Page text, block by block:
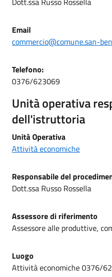
Email
commercio@comune.san-
Telefono:
0376/623069
Unità operativa
dell'istruttoria
Unità Operativa
Attività economiche
Responsabile del
Dott.ssa Russo Rossella
Assessore di riferimento
Assessore alle produttive,
Luogo
Attività economiche 0376/